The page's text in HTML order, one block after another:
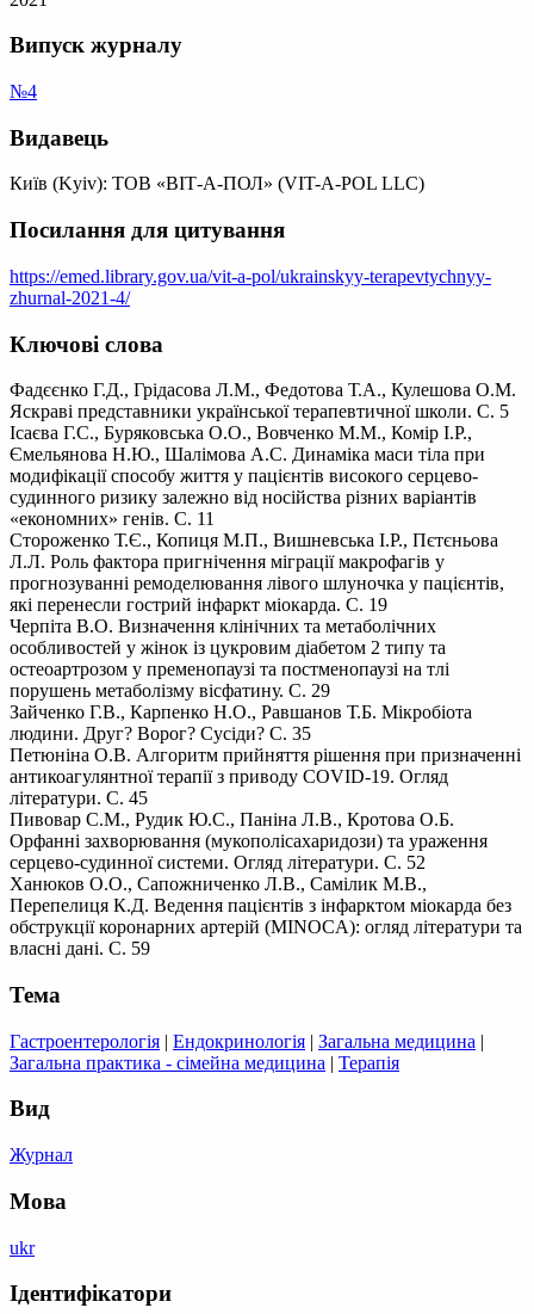
Випуск журналу
№4
Видавець
Київ (Kyiv): ТОВ «ВІТ-А-ПОЛ» (VIT-A-POL LLC)
Посилання для цитування
https://emed.library.gov.ua/vit-a-pol/ukrainskyy-terapevtychnyy-
zhurnal-2021-4/
Ключові слова
Фадєєнко Г.Д., Грідасова Л.М., Федотова Т.А., Кулешова О.М.
Яскраві представники української терапевтичної школи. С. 5
Ісаєва Г.С., Буряковська О.О., Вовченко М.М., Комір І.Р.,
Ємельянова Н.Ю., Шалімова А.С. Динаміка маси тіла при
модифікації способу життя у пацієнтів високого серцево-
судинного ризику залежно від носійства різних варіантів
«економних» генів. С. 11
Стороженко Т.Є., Копиця М.П., Вишневська І.Р., Пєтєньова
Л.Л. Роль фактора пригнічення міграції макрофагів у
прогнозуванні ремоделювання лівого шлуночка у пацієнтів,
які перенесли гострий інфаркт міокарда. С. 19
Черпіта В.О. Визначення клінічних та метаболічних
особливостей у жінок із цукровим діабетом 2 типу та
остеоартрозом у пременопаузі та постменопаузі на тлі
порушень метаболізму вісфатину. С. 29
Зайченко Г.В., Карпенко Н.О., Равшанов Т.Б. Мікробіота
людини. Друг? Ворог? Сусіди? С. 35
Петюніна О.В. Алгоритм прийняття рішення при призначенні
антикоагулянтної терапії з приводу COVID-19. Огляд
літератури. С. 45
Пивовар С.М., Рудик Ю.С., Паніна Л.В., Кротова О.Б.
Орфанні захворювання (мукополісахаридози) та ураження
серцево-судинної системи. Огляд літератури. С. 52
Ханюков О.О., Сапожниченко Л.В., Самілик М.В.,
Перепелиця К.Д. Ведення пацієнтів з інфарктом міокарда без
обструкції коронарних артерій (MINOCA): огляд літератури та
власні дані. С. 59
Тема
Гастроентерологія | Ендокринологія | Загальна медицина |
Загальна практика - сімейна медицина | Терапія
Вид
Журнал
Мова
ukr
Ідентифікатори